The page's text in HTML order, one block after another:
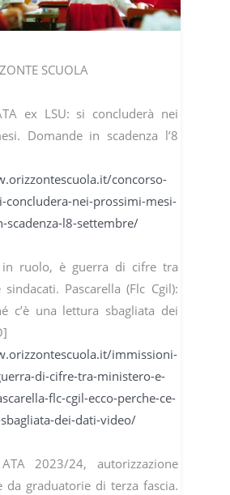
SCUOLA
ex LSU: si concluderà nei
Domande in scadenza l’8
concorso-
concludera-nei-prossimi-mesi-
scadenza-l8-settembre/
in ruolo, è guerra di cifre tra
Pascarella (Flc Cgil):
c’è una lettura sbagliata dei
immissioni-
di-cifre-tra-ministero-e-
flc-cgil-ecco-perche-ce-
dei-dati-video/
2023/24, autorizzazione
da graduatorie di terza fascia.